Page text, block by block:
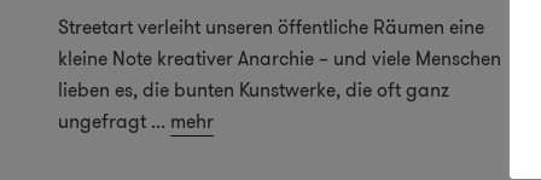
Streetart verleiht unseren öffentliche Räumen eine
kleine Note kreativer Anarchie – und viele Menschen
lieben es, die bunten Kunstwerke, die oft ganz
ungefragt ... mehr